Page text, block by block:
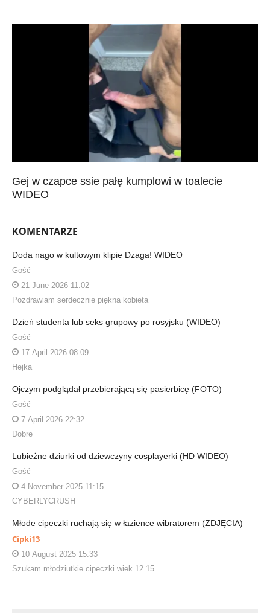
Gej w czapce ssie pałę kumplowi w toalecie
WIDEO
KOMENTARZE
Doda nago w kultowym klipie Dżaga! WIDEO
Gość
21 June 2026 11:02
Pozdrawiam serdecznie piękna kobieta
Dzień studenta lub seks grupowy po rosyjsku (WIDEO)
Gość
17 April 2026 08:09
Hejka
Ojczym podglądał przebierającą się pasierbicę (FOTO)
Gość
7 April 2026 22:32
Dobre
Lubieżne dziurki od dziewczyny cosplayerki (HD WIDEO)
Gość
4 November 2025 11:15
CYBERLYCRUSH
Młode cipeczki ruchają się w łazience wibratorem (ZDJĘCIA)
Cipki13
10 August 2025 15:33
Szukam młodziutkie cipeczki wiek 12 15.